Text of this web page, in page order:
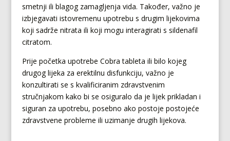
smetnji ili blagog zamagljenja vida. Također, važno je
izbjegavati istovremenu upotrebu s drugim lijekovima
koji sadrže nitrata ili koji mogu interagirati s sildenafil
citratom.
Prije početka upotrebe Cobra tableta ili bilo kojeg
drugog lijeka za erektilnu disfunkciju, važno je
konzultirati se s kvalificiranim zdravstvenim
stručnjakom kako bi se osiguralo da je lijek prikladan i
siguran za upotrebu, posebno ako postoje postojeće
zdravstvene probleme ili uzimanje drugih lijekova.